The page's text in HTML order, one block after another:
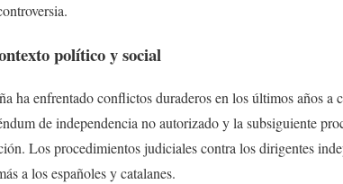
político y social
ha enfrentado conflictos duraderos en los últimos años a
de independencia no autorizado y la subsiguiente
Los procedimientos judiciales contra los dirigentes
a los españoles y catalanes.